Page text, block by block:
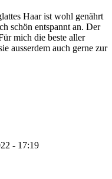
Haar ist wohl genährt
schön entspannt an. Der
mich die beste aller
ausserdem auch gerne zur
- 17:19